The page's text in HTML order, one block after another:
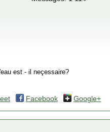
est - il neçessaire?
Facebook Google+